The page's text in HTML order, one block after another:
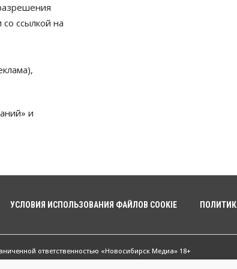
ссылкой на
и
УСЛОВИЯ ИСПОЛЬЗОВАНИЯ ФАЙЛОВ COOKIE
ответственностью «Новосибирск Медиа» 18+